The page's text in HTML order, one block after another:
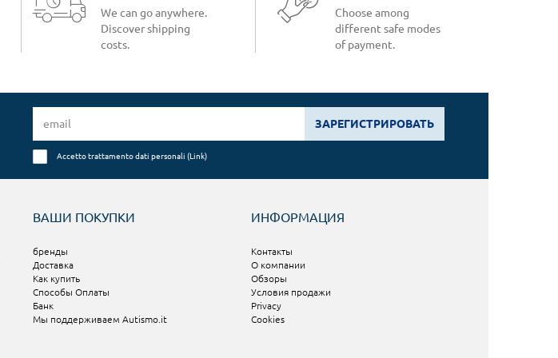
We can go anywhere.
Discover shipping
costs.
Choose among
different safe modes
of payment.
ЗАРЕГИСТРИРОВАТЬ
Accetto trattamento dati personali (Link)
ВАШИ ПОКУПКИ
бренды
Доставка
Как купить
Способы Оплаты
Банк
Мы поддерживаем Autismo.it
ИНФОРМАЦИЯ
Контакты
О компании
Обзоры
Условия продажи
Privacy
Cookies